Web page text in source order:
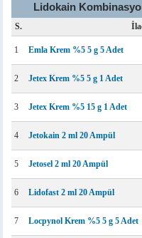
Lidokain
S.
1 Emla Krem %5 5 g 5 Adet
2 Jetex Krem %5 5 g 1 Adet
3 Jetex Krem %5 15 g 1 Adet
4 Jetokain 2 ml 20 Ampül
5 Jetosel 2 ml 20 Ampül
6 Lidofast 2 ml 20 Ampül
7 Locpynol Krem %5 5 g 5 Adet